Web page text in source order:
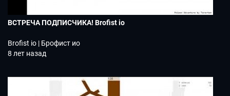
ВСТРЕЧА ПОДПИСЧИКА! Brofist io
Brofist io | Брофист ио
8 лет назад